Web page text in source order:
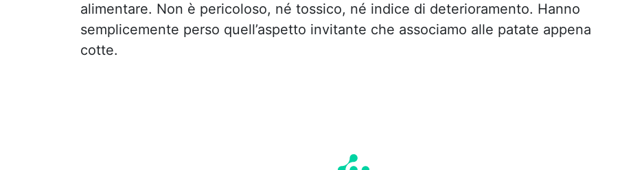
alimentare. Non è pericoloso, né tossico, né indice di deterioramento. Hanno
semplicemente perso quell’aspetto invitante che associamo alle patate appena
cotte.